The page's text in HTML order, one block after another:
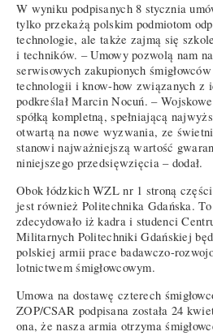
W wyniku podpisanych 8 stycznia
tylko przekażą polskim podmiotom
technologie, ale także zajmą się
i techników. – Umowy pozwolą nam
serwisowych zakupionych
technologii i know-how związanych z
podkreślał Marcin Nocuń. –
spółką kompletną, spełniającą
otwartą na nowe wyzwania, ze
stanowi najważniejszą wartość
niniejszego przedsięwzięcia – dodał.
Obok łódzkich WZL nr 1 stroną
jest również Politechnika Gdańska.
zdecydowało iż kadra i studenci
Militarnych Politechniki Gdańskiej
polskiej armii prace badawczo-
lotnictwem śmigłowcowym.
Umowa na dostawę czterech
ZOP/CSAR podpisana została 24
ona, że nasza armia otrzyma